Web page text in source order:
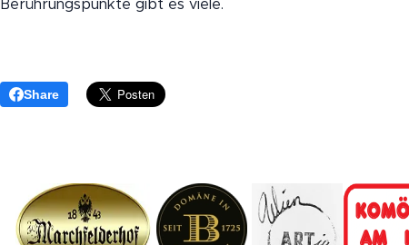
Berührungspunkte gibt es viele.
Share